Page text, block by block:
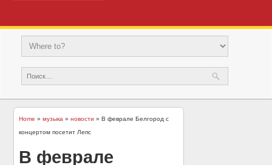
Home »музыка »новости » В феврале Белгород с
концертом посетит Лепс
В феврале